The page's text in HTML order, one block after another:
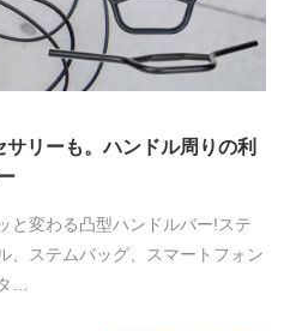
リーも。ハンドル周りの利
と変わる凸型ハンドルバー!ステ
、ステムバッグ、スマートフォン
…